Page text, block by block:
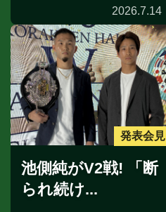
2026.7.14
発表会見
池側純がV2戦! 「断
られ続け...